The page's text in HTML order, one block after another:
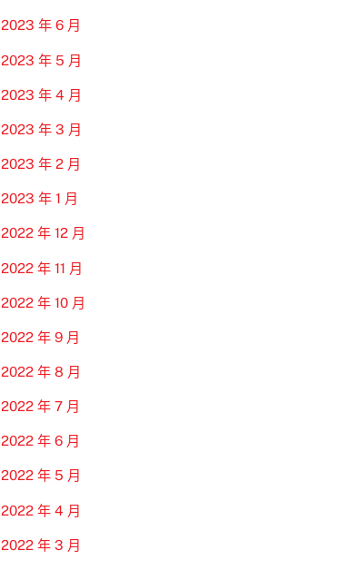
2023 年 6 月
2023 年 5 月
2023 年 4 月
2023 年 3 月
2023 年 2 月
2023 年 1 月
2022 年 12 月
2022 年 11 月
2022 年 10 月
2022 年 9 月
2022 年 8 月
2022 年 7 月
2022 年 6 月
2022 年 5 月
2022 年 4 月
2022 年 3 月